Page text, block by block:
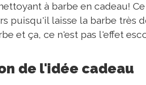
à barbe en cadeau!
puisqu'il laisse la barbe très
et ça, ce n'est pas l'effet
de l'idée cadeau